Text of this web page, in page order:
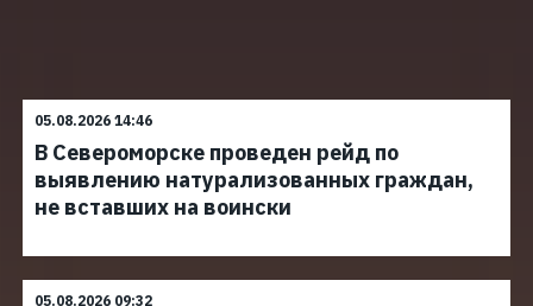
05.08.2026 14:46
В Североморске проведен рейд по
выявлению натурализованных граждан,
не вставших на воински
05.08.2026 09:32